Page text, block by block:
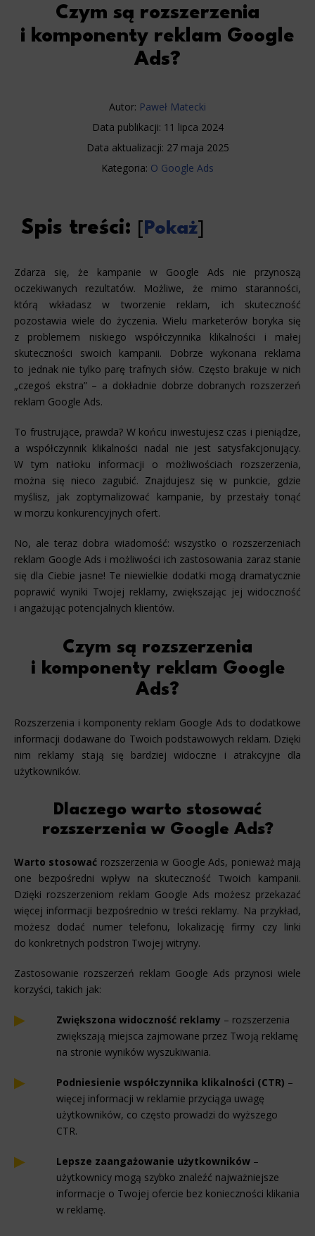
Czym są rozszerzenia
i komponenty reklam Google
Ads?
Autor: Paweł Matecki
Data publikacji: 11 lipca 2024
Data aktualizacji: 27 maja 2025
Kategoria: O Google Ads
Spis treści: Pokaż
Zdarza się, że kampanie w Google Ads nie przynoszą
oczekiwanych rezultatów. Możliwe, że mimo staranności,
którą wkładasz w tworzenie reklam, ich skuteczność
pozostawia wiele do życzenia. Wielu marketerów boryka się
z problemem niskiego współczynnika klikalności i małej
skuteczności swoich kampanii. Dobrze wykonana reklama
to jednak nie tylko parę trafnych słów. Często brakuje w nich
„czegoś ekstra” – a dokładnie dobrze dobranych rozszerzeń
reklam Google Ads.
To frustrujące, prawda? W końcu inwestujesz czas i pieniądze,
a współczynnik klikalności nadal nie jest satysfakcjonujący.
W tym natłoku informacji o możliwościach rozszerzenia,
można się nieco zagubić. Znajdujesz się w punkcie, gdzie
myślisz, jak zoptymalizować kampanie, by przestały tonąć
w morzu konkurencyjnych ofert.
No, ale teraz dobra wiadomość: wszystko o rozszerzeniach
reklam Google Ads i możliwości ich zastosowania zaraz stanie
się dla Ciebie jasne! Te niewielkie dodatki mogą dramatycznie
poprawić wyniki Twojej reklamy, zwiększając jej widoczność
i angażując potencjalnych klientów.
Czym są rozszerzenia
i komponenty reklam Google
Ads?
Rozszerzenia i komponenty reklam Google Ads to dodatkowe
informacji dodawane do Twoich podstawowych reklam. Dzięki
nim reklamy stają się bardziej widoczne i atrakcyjne dla
użytkowników.
Dlaczego warto stosować
rozszerzenia w Google Ads?
Warto stosować rozszerzenia w Google Ads, ponieważ mają
one bezpośredni wpływ na skuteczność Twoich kampanii.
Dzięki rozszerzeniom reklam Google Ads możesz przekazać
więcej informacji bezpośrednio w treści reklamy. Na przykład,
możesz dodać numer telefonu, lokalizację firmy czy linki
do konkretnych podstron Twojej witryny.
Zastosowanie rozszerzeń reklam Google Ads przynosi wiele
korzyści, takich jak:
Zwiększona widoczność reklamy – rozszerzenia
zwiększają miejsca zajmowane przez Twoją reklamę
na stronie wyników wyszukiwania.
Podniesienie współczynnika klikalności (CTR) –
więcej informacji w reklamie przyciąga uwagę
użytkowników, co często prowadzi do wyższego
CTR.
Lepsze zaangażowanie użytkowników –
użytkownicy mogą szybko znaleźć najważniejsze
informacje o Twojej ofercie bez konieczności klikania
w reklamę.